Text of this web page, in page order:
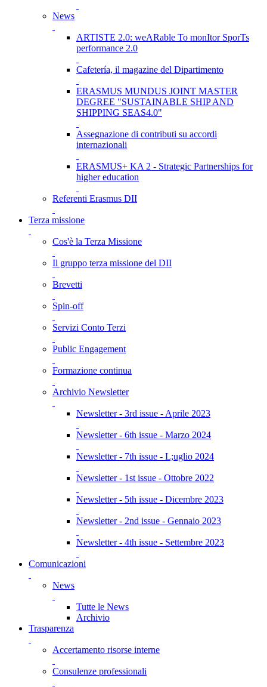
News
ARTISTE 2.0: weARable To monItor SporTs
performance 2.0
Cafetería, il magazine del Dipartimento
ERASMUS MUNDUS JOINT MASTER
DEGREE "SUSTAINABLE SHIP AND
SHIPPING SEAS4.0"
Assegnazione di contributi su accordi
internazionali
ERASMUS+ KA 2 - Strategic Partnerships for
higher education
Referenti Erasmus DII
Terza missione
Cos'è la Terza Missione
Il gruppo terza missione del DII
Brevetti
Spin-off
Servizi Conto Terzi
Public Engagement
Formazione continua
Archivio Newsletter
Newsletter - 3rd issue - Aprile 2023
Newsletter - 6th issue - Marzo 2024
Newsletter - 7th issue - L;uglio 2024
Newsletter - 1st issue - Ottobre 2022
Newsletter - 5th issue - Dicembre 2023
Newsletter - 2nd issue - Gennaio 2023
Newsletter - 4th issue - Settembre 2023
Comunicazioni
News
Tutte le News
Archivio
Trasparenza
Accertamento risorse interne
Consulenze professionali